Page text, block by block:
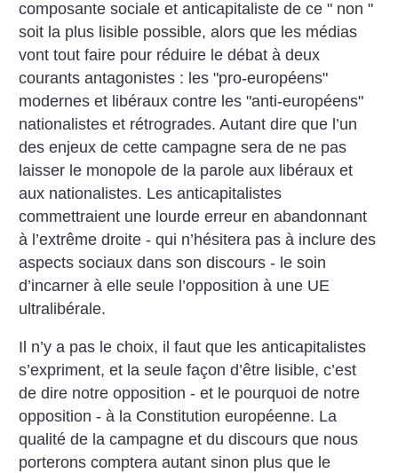
composante sociale et anticapitaliste de ce " non "
soit la plus lisible possible, alors que les médias
vont tout faire pour réduire le débat à deux
courants antagonistes : les "pro-européens"
modernes et libéraux contre les "anti-européens"
nationalistes et rétrogrades. Autant dire que l’un
des enjeux de cette campagne sera de ne pas
laisser le monopole de la parole aux libéraux et
aux nationalistes. Les anticapitalistes
commettraient une lourde erreur en abandonnant
à l’extrême droite - qui n’hésitera pas à inclure des
aspects sociaux dans son discours - le soin
d’incarner à elle seule l’opposition à une UE
ultralibérale.
Il n’y a pas le choix, il faut que les anticapitalistes
s’expriment, et la seule façon d’être lisible, c’est
de dire notre opposition - et le pourquoi de notre
opposition - à la Constitution européenne. La
qualité de la campagne et du discours que nous
porterons comptera autant sinon plus que le